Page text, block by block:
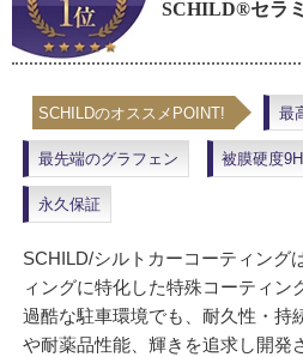
SCHILD®セラ
SCHILDのオススメPOINT! 最
最先端のグラフェン 被膜硬度9H
永久保証
SCHILD/シルトカーコーティング
ィングに特化した特殊コーティン
過酷な駐車環境でも、耐久性・持
や耐薬品性能、輝きを追求し開発